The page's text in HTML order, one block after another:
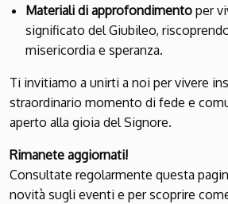
Materiali di approfondimento per
significato del Giubileo,
misericordia e speranza.
Ti invitiamo a unirti a noi per vivere
straordinario momento di fede e
aperto alla gioia del Signore.
Rimanete aggiornati!
Consultate regolarmente questa
novità sugli eventi e per scoprire